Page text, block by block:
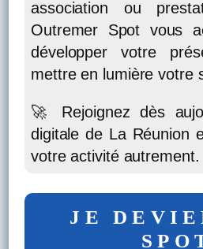
association ou
Outremer Spot vous
développer votre
mettre en lumière votre
🚀 Rejoignez dès
digitale de La Réunion
votre activité autrement.
JE